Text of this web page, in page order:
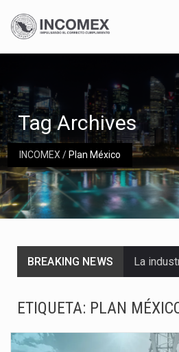
INCOMEX/ Plan México
Tag Archives
BREAKING NEWS
ETIQUETA: PLAN